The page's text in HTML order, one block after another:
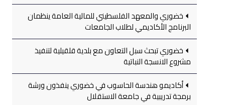
خضوري والمعهد الفلسطيني للمالية العامة ينظمان
البرنامج الأكاديمي لطلاب الجامعات
خضوري تبحث سبل التعاون مع بلدية قلقيلية لتنفيذ
مشروع الانسجة النباتية
أكاديمو هندسة الحاسوب في خضوري ينفذون ورشة
برمجة تدريبية في جامعة الاستقلال